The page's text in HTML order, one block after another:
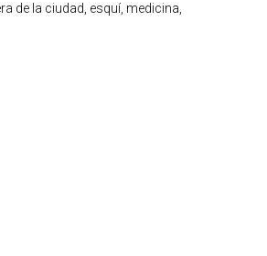
de la ciudad, esquí, medicina,